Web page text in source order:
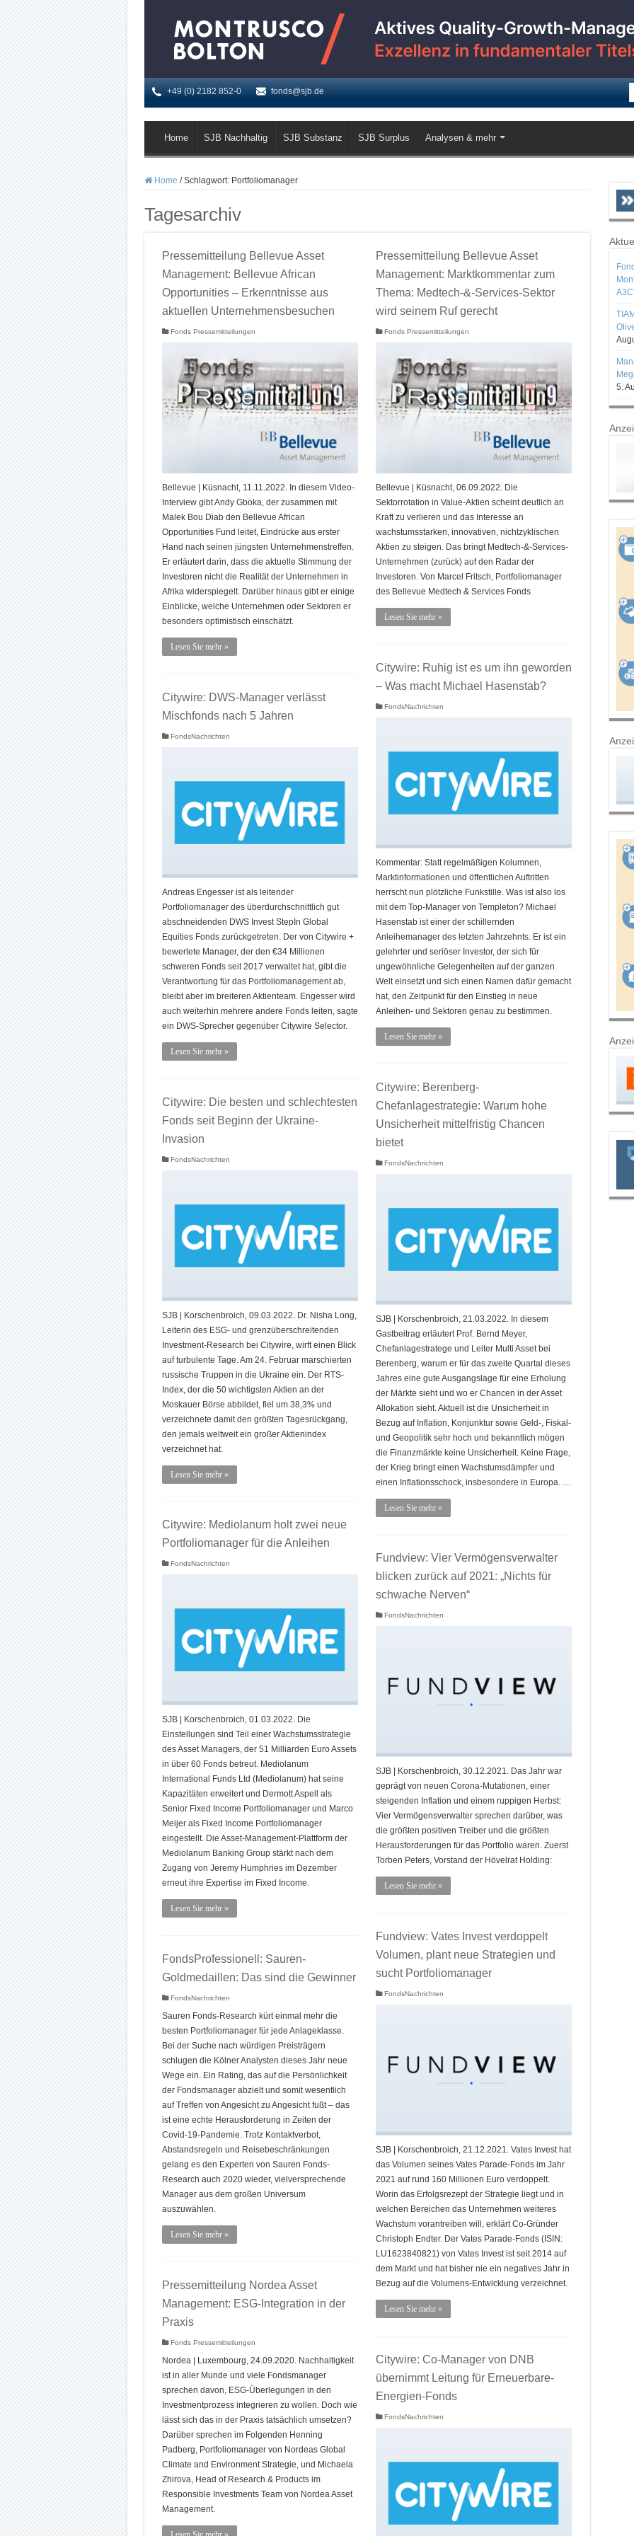
+49 (0) 2182 852-0 fonds@sjb.de
Home SJB Nachhaltig SJB Substanz SJB Surplus Analysen & mehr
Home / Schlagwort: Portfoliomanager
Tagesarchiv
Pressemitteilung Bellevue Asset
Management: Bellevue African
Opportunities – Erkenntnisse aus
aktuellen Unternehmensbesuchen
Fonds Pressemitteilungen
Bellevue | Küsnacht, 11.11.2022. In diesem Video-
Interview gibt Andy Gboka, der zusammen mit
Malek Bou Diab den Bellevue African
Opportunities Fund leitet, Eindrücke aus erster
Hand nach seinen jüngsten Unternehmenstreffen.
Er erläutert darin, dass die aktuelle Stimmung der
Investoren nicht die Realität der Unternehmen in
Afrika widerspiegelt. Darüber hinaus gibt er einige
Einblicke, welche Unternehmen oder Sektoren er
besonders optimistisch einschätzt.
Lesen Sie mehr »
Pressemitteilung Bellevue Asset
Management: Marktkommentar zum
Thema: Medtech-&-Services-Sektor
wird seinem Ruf gerecht
Fonds Pressemitteilungen
Bellevue | Küsnacht, 06.09.2022. Die
Sektorrotation in Value-Aktien scheint deutlich an
Kraft zu verlieren und das Interesse an
wachstumsstarken, innovativen, nichtzyklischen
Aktien zu steigen. Das bringt Medtech-&-Services-
Unternehmen (zurück) auf den Radar der
Investoren. Von Marcel Fritsch, Portfoliomanager
des Bellevue Medtech & Services Fonds
Lesen Sie mehr »
Citywire: Ruhig ist es um ihn geworden
– Was macht Michael Hasenstab?
FondsNachrichten
Kommentar: Statt regelmäßigen Kolumnen,
Marktinformationen und öffentlichen Auftritten
herrscht nun plötzliche Funkstille. Was ist also los
mit dem Top-Manager von Templeton? Michael
Hasenstab ist einer der schillernden
Anleihemanager des letzten Jahrzehnts. Er ist ein
gelehrter und seriöser Investor, der sich für
ungewöhnliche Gelegenheiten auf der ganzen
Welt einsetzt und sich einen Namen dafür gemacht
hat, den Zeitpunkt für den Einstieg in neue
Anleihen- und Sektoren genau zu bestimmen.
Lesen Sie mehr »
Citywire: DWS-Manager verlässt
Mischfonds nach 5 Jahren
FondsNachrichten
Andreas Engesser ist als leitender
Portfoliomanager des überdurchschnittlich gut
abschneidenden DWS Invest StepIn Global
Equities Fonds zurückgetreten. Der von Citywire +
bewertete Manager, der den €34 Millionen
schweren Fonds seit 2017 verwaltet hat, gibt die
Verantwortung für das Portfoliomanagement ab,
bleibt aber im breiteren Aktienteam. Engesser wird
auch weiterhin mehrere andere Fonds leiten, sagte
ein DWS-Sprecher gegenüber Citywire Selector.
Lesen Sie mehr »
Citywire: Berenberg-
Chefanlagestrategie: Warum hohe
Unsicherheit mittelfristig Chancen
bietet
FondsNachrichten
SJB | Korschenbroich, 21.03.2022. In diesem
Gastbeitrag erläutert Prof. Bernd Meyer,
Chefanlagestratege und Leiter Multi Asset bei
Berenberg, warum er für das zweite Quartal dieses
Jahres eine gute Ausgangslage für eine Erholung
der Märkte sieht und wo er Chancen in der Asset
Allokation sieht. Aktuell ist die Unsicherheit in
Bezug auf Inflation, Konjunktur sowie Geld-, Fiskal-
und Geopolitik sehr hoch und bekanntlich mögen
die Finanzmärkte keine Unsicherheit. Keine Frage,
der Krieg bringt einen Wachstumsdämpfer und
einen Inflationsschock, insbesondere in Europa. …
Lesen Sie mehr »
Citywire: Die besten und schlechtesten
Fonds seit Beginn der Ukraine-
Invasion
FondsNachrichten
SJB | Korschenbroich, 09.03.2022. Dr. Nisha Long,
Leiterin des ESG- und grenzüberschreitenden
Investment-Research bei Citywire, wirft einen Blick
auf turbulente Tage. Am 24. Februar marschierten
russische Truppen in die Ukraine ein. Der RTS-
Index, der die 50 wichtigsten Aktien an der
Moskauer Börse abbildet, fiel um 38,3% und
verzeichnete damit den größten Tagesrückgang,
den jemals weltweit ein großer Aktienindex
verzeichnet hat.
Lesen Sie mehr »
Citywire: Mediolanum holt zwei neue
Portfoliomanager für die Anleihen
FondsNachrichten
SJB | Korschenbroich, 01.03.2022. Die
Einstellungen sind Teil einer Wachstumsstrategie
des Asset Managers, der 51 Milliarden Euro Assets
in über 60 Fonds betreut. Mediolanum
International Funds Ltd (Mediolanum) hat seine
Kapazitäten erweitert und Dermott Aspell als
Senior Fixed Income Portfoliomanager und Marco
Meijer als Fixed Income Portfoliomanager
eingestellt. Die Asset-Management-Plattform der
Mediolanum Banking Group stärkt nach dem
Zugang von Jeremy Humphries im Dezember
erneut ihre Expertise im Fixed Income.
Lesen Sie mehr »
Fundview: Vier Vermögensverwalter
blicken zurück auf 2021: „Nichts für
schwache Nerven“
FondsNachrichten
SJB | Korschenbroich, 30.12.2021. Das Jahr war
geprägt von neuen Corona-Mutationen, einer
steigenden Inflation und einem ruppigen Herbst:
Vier Vermögensverwalter sprechen darüber, was
die größten positiven Treiber und die größten
Herausforderungen für das Portfolio waren. Zuerst
Torben Peters, Vorstand der Hövelrat Holding:
Lesen Sie mehr »
Fundview: Vates Invest verdoppelt
Volumen, plant neue Strategien und
sucht Portfoliomanager
FondsNachrichten
SJB | Korschenbroich, 21.12.2021. Vates Invest hat
das Volumen seines Vates Parade-Fonds im Jahr
2021 auf rund 160 Millionen Euro verdoppelt.
Worin das Erfolgsrezept der Strategie liegt und in
welchen Bereichen das Unternehmen weiteres
Wachstum vorantreiben will, erklärt Co-Gründer
Christoph Endter. Der Vates Parade-Fonds (ISIN:
LU1623840821) von Vates Invest ist seit 2014 auf
dem Markt und hat bisher nie ein negatives Jahr in
Bezug auf die Volumens-Entwicklung verzeichnet.
Lesen Sie mehr »
FondsProfessionell: Sauren-
Goldmedaillen: Das sind die Gewinner
FondsNachrichten
Sauren Fonds-Research kürt einmal mehr die
besten Portfoliomanager für jede Anlageklasse.
Bei der Suche nach würdigen Preisträgern
schlugen die Kölner Analysten dieses Jahr neue
Wege ein. Ein Rating, das auf die Persönlichkeit
der Fondsmanager abzielt und somit wesentlich
auf Treffen von Angesicht zu Angesicht fußt – das
ist eine echte Herausforderung in Zeiten der
Covid-19-Pandemie. Trotz Kontaktverbot,
Abstandsregeln und Reisebeschränkungen
gelang es den Experten von Sauren Fonds-
Research auch 2020 wieder, vielversprechende
Manager aus dem großen Universum
auszuwählen.
Lesen Sie mehr »
Pressemitteilung Nordea Asset
Management: ESG-Integration in der
Praxis
Fonds Pressemitteilungen
Nordea | Luxembourg, 24.09.2020. Nachhaltigkeit
ist in aller Munde und viele Fondsmanager
sprechen davon, ESG-Überlegungen in den
Investmentprozess integrieren zu wollen. Doch wie
lässt sich das in der Praxis tatsächlich umsetzen?
Darüber sprechen im Folgenden Henning
Padberg, Portfoliomanager von Nordeas Global
Climate and Environment Strategie, und Michaela
Zhirova, Head of Research & Products im
Responsible Investments Team von Nordea Asset
Management.
Citywire: Co-Manager von DNB
übernimmt Leitung für Erneuerbare-
Energien-Fonds
FondsNachrichten
5.